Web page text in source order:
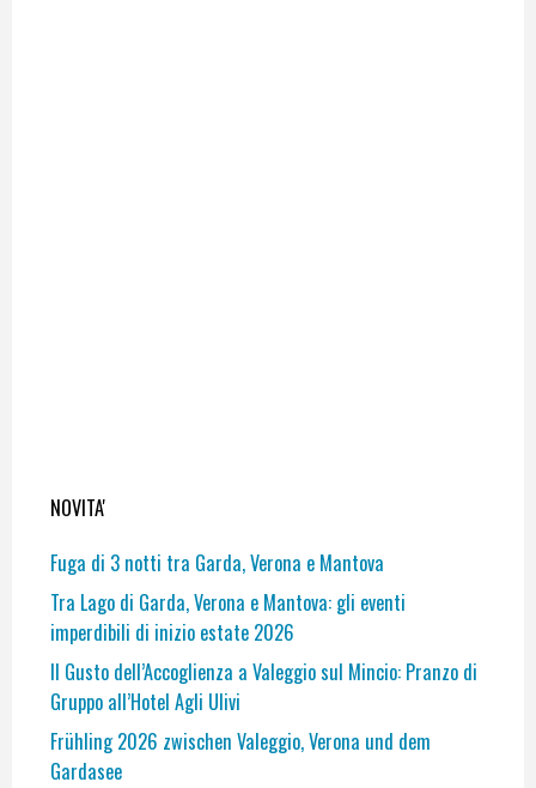
NOVITA'
Fuga di 3 notti tra Garda, Verona e Mantova
Tra Lago di Garda, Verona e Mantova: gli eventi
imperdibili di inizio estate 2026
Il Gusto dell’Accoglienza a Valeggio sul Mincio: Pranzo di
Gruppo all’Hotel Agli Ulivi
Frühling 2026 zwischen Valeggio, Verona und dem
Gardasee